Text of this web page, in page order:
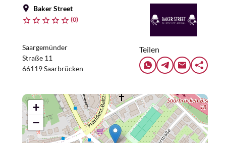
Baker Street
(0)
Saargemünder
Straße 11
66119 Saarbrücken
Teilen
+
−